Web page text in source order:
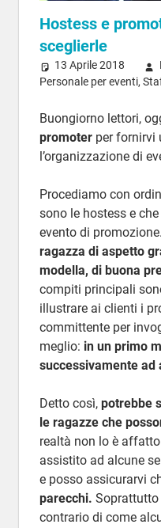
Hostess e
sceglierle
13 Aprile 2018
Personale per eventi,
Buongiorno lettori,
promoter per fornirvi
l’organizzazione di
Procediamo con
sono le hostess e
evento di promozione.
ragazza di aspetto
modella, di buona
compiti principali
illustrare ai clienti i
committente per
meglio: in un primo
successivamente ad
Detto così, potrebbe
le ragazze che
realtà non lo è
assistito ad alcune
e posso assicurarvi
parecchi. Soprattutto
contrario di come